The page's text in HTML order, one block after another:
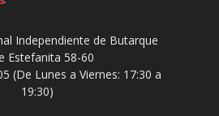
Independiente de Butarque
Estefanita 58-60
(De Lunes a Viernes: 17:30 a
19:30)